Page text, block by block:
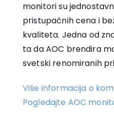
monitori su
pristupačnih cena i
kvaliteta. Jedna od
ta da AOC brendira
svetski renomiranih
Više informacija o
Pogledajte AOC